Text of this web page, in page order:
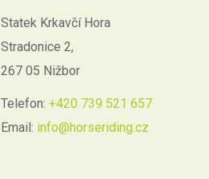
Statek Krkavčí Hora
Stradonice 2,
267 05 Nižbor
Telefon: +420 739 521 657
Email: info@horseriding.cz